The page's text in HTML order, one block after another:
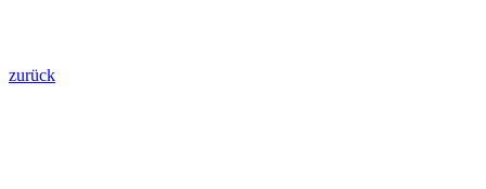
zurück